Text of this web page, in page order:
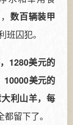
数百辆装甲
班囚犯。
1280美元的
10000美元的
利山羊，每
都留下了。